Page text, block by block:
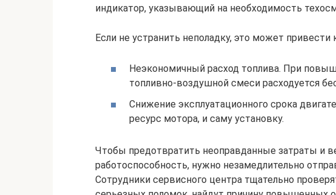
индикатор, указывающий на необходимость
Если не устранить неполадку, это может
Неэкономичный расход топлива. При
топливно-воздушной смеси расходуется
Снижение эксплуатационного срока
ресурс мотора, и саму установку.
Чтобы предотвратить неоправданные затраты и
работоспособность, нужно незамедлительно
Сотрудники сервисного центра тщательно